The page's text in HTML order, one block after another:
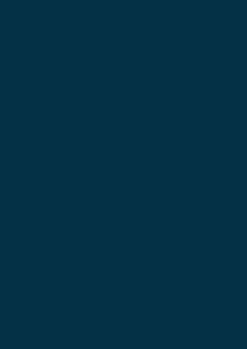
jest firma: Media
skontaktować się
dostępu do swoich
zawartych w plikach
Ci skasowanie
nie możemy tego